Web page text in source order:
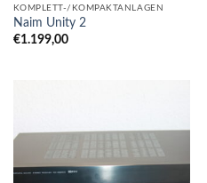
KOMPLETT-/KOMPAKTANLAGEN
Naim Unity 2
€1.199,00